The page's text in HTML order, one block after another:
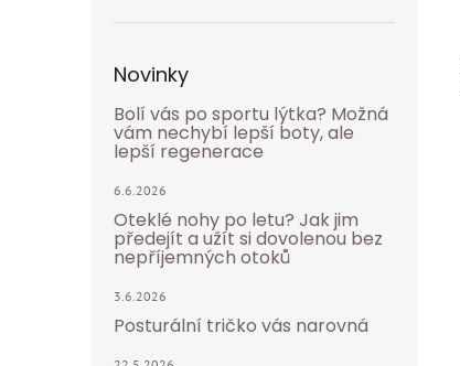
Novinky
Bolí vás po sportu lýtka? Možná
vám nechybí lepší boty, ale
lepší regenerace
6.6.2026
Oteklé nohy po letu? Jak jim
předejít a užít si dovolenou bez
nepříjemných otoků
3.6.2026
Posturální tričko vás narovná